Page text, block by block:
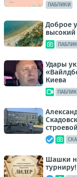
ПАБЛИКИ
Доброе
Удары
Киева
Шашки
турниру!